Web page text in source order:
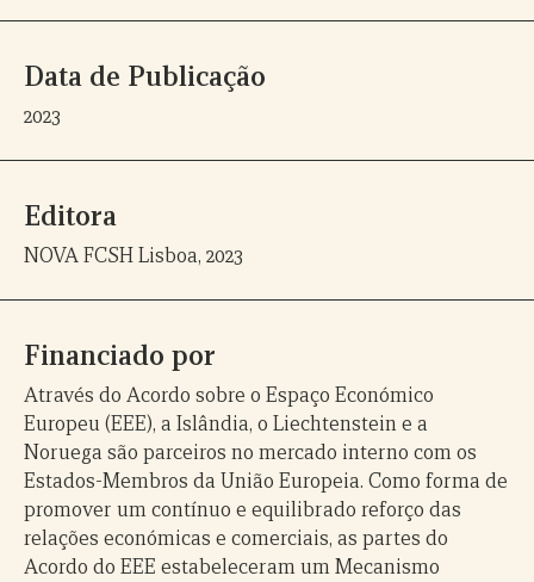
Data de Publicação
2023
Editora
NOVA FCSH Lisboa, 2023
Financiado por
Através do Acordo sobre o Espaço Económico
Europeu (EEE), a Islândia, o Liechtenstein e a
Noruega são parceiros no mercado interno com os
Estados-Membros da União Europeia. Como forma de
promover um contínuo e equilibrado reforço das
relações económicas e comerciais, as partes do
Acordo do EEE estabeleceram um Mecanismo